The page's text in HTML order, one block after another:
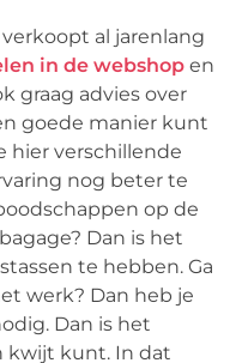
al jarenlang
in de webshop en
graag advies over
goede manier kunt
hier verschillende
nog beter te
op de
Dan is het
te hebben. Ga
werk? Dan heb je
Dan is het
kwijt kunt. In dat